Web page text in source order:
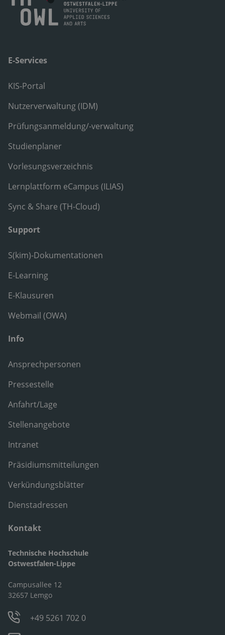
E-Services
KIS-Portal
Nutzerverwaltung (IDM)
Prüfungsanmeldung/-verwaltung
Studienplaner
Vorlesungsverzeichnis
Lernplattform eCampus (ILIAS)
Sync & Share (TH-Cloud)
Support
S(kim)-Dokumentationen
E-Learning
E-Klausuren
Webmail (OWA)
Info
Ansprechpersonen
Pressestelle
Anfahrt/Lage
Stellenangebote
Intranet
Präsidiumsmitteilungen
Verkündungsblätter
Dienstadressen
Kontakt
Technische Hochschule
Ostwestfalen-Lippe
Campusallee 12
32657 Lemgo
+49 5261 702 0